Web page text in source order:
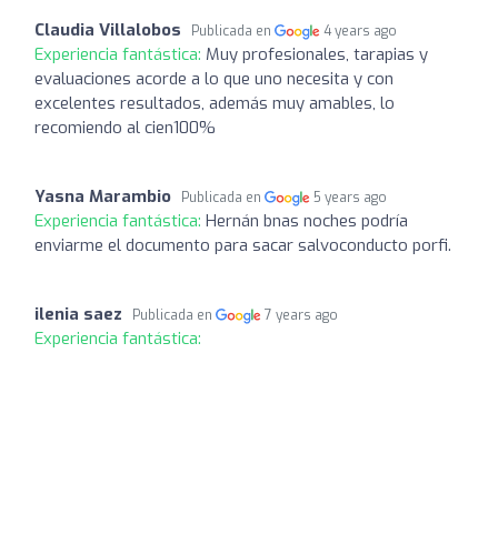
Claudia Villalobos Publicada en 4 years ago
Experiencia fantástica: Muy profesionales, tarapias y
evaluaciones acorde a lo que uno necesita y con
excelentes resultados, además muy amables, lo
recomiendo al cien100%
Yasna Marambio Publicada en 5 years ago
Experiencia fantástica: Hernán bnas noches podría
enviarme el documento para sacar salvoconducto porfi.
ilenia saez Publicada en 7 years ago
Experiencia fantástica: